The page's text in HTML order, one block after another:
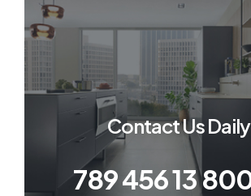
Contact Us Daily